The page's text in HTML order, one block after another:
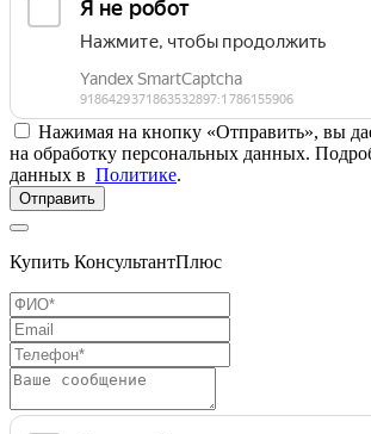
Нажимая на кнопку «Отправить», вы
на обработку персональных данных.
данных в Политике.
Отправить
Купить КонсультантПлюс